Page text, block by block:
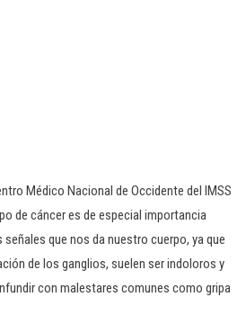
Médico Nacional de Occidente del IMSS
de cáncer es de especial importancia
que nos da nuestro cuerpo, ya que
de los ganglios, suelen ser indoloros y
con malestares comunes como gripa